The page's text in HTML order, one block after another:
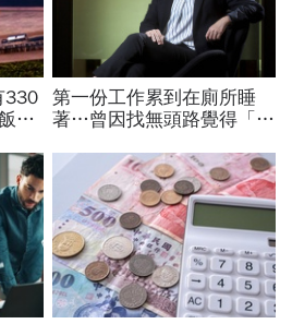
330
職
第一份工作累到在廁所睡
著…曾因找無頭路覺得「自
億基金操盤手？